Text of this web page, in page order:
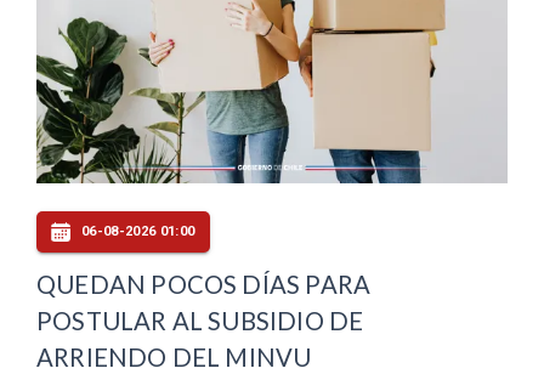
06-08-2026 01:00
QUEDAN POCOS DÍAS PARA
POSTULAR AL SUBSIDIO DE
ARRIENDO DEL MINVU